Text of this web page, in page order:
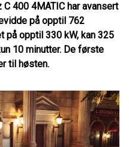
400 4MATIC har avansert
på opptil 762
på opptil 330 kW, kan 325
10 minutter. De første
til høsten.